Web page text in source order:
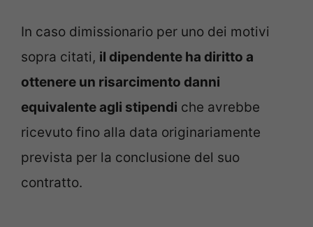
In caso dimissionario per uno dei motivi
sopra citati, il dipendente ha diritto a
ottenere un risarcimento danni
equivalente agli stipendi che avrebbe
ricevuto fino alla data originariamente
prevista per la conclusione del suo
contratto.